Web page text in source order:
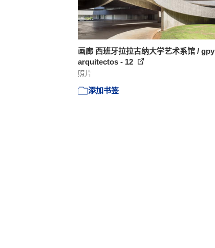
画廊 西班牙拉拉古纳大学艺术系馆 / gpy
arquitectos - 12
照片
添加书签